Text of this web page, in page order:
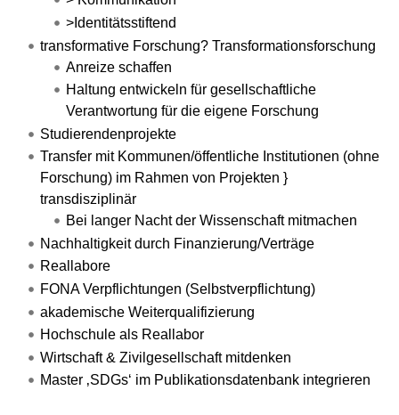
>Identitätsstiftend
transformative Forschung? Transformationsforschung
Anreize schaffen
Haltung entwickeln für gesellschaftliche
Verantwortung für die eigene Forschung
Studierendenprojekte
Transfer mit Kommunen/öffentliche Institutionen (ohne
Forschung) im Rahmen von Projekten }
transdisziplinär
Bei langer Nacht der Wissenschaft mitmachen
Nachhaltigkeit durch Finanzierung/Verträge
Reallabore
FONA Verpflichtungen (Selbstverpflichtung)
akademische Weiterqualifizierung
Hochschule als Reallabor
Wirtschaft & Zivilgesellschaft mitdenken
Master ‚SDGs‘ im Publikationsdatenbank integrieren